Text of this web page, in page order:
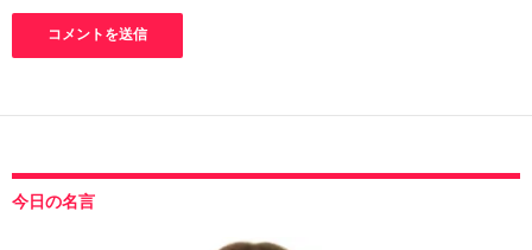
今日の名言